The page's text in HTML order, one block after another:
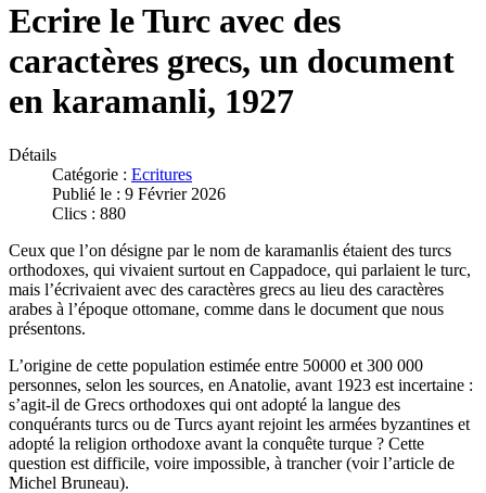
Ecrire le Turc avec des
caractères grecs, un document
en karamanli, 1927
Détails
Catégorie : Ecritures
Publié le : 9 Février 2026
Clics : 880
Ceux que l’on désigne par le nom de karamanlis étaient des turcs
orthodoxes, qui vivaient surtout en Cappadoce, qui parlaient le turc,
mais l’écrivaient avec des caractères grecs au lieu des caractères
arabes à l’époque ottomane, comme dans le document que nous
présentons.
L’origine de cette population estimée entre 50000 et 300 000
personnes, selon les sources, en Anatolie, avant 1923 est incertaine :
s’agit-il de Grecs orthodoxes qui ont adopté la langue des
conquérants turcs ou de Turcs ayant rejoint les armées byzantines et
adopté la religion orthodoxe avant la conquête turque ? Cette
question est difficile, voire impossible, à trancher (voir l’article de
Michel Bruneau).